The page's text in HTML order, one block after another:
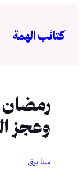
المحتوى
كتائب الهمة
رمضان
وعجز
سنا برق